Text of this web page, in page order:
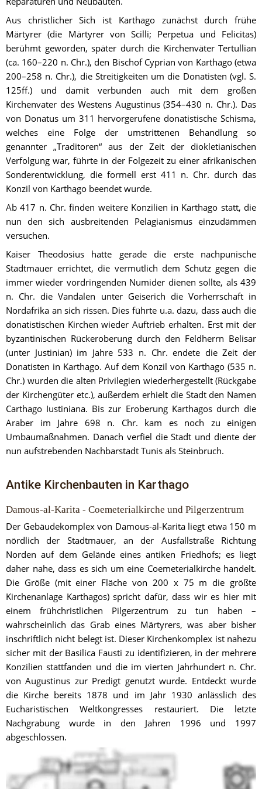
Aus christlicher Sich ist Karthago zunächst durch frühe
Märtyrer (die Märtyrer von Scilli; Perpetua und Felicitas)
berühmt geworden, später durch die Kirchenväter Tertullian
(ca. 160–220 n. Chr.), den Bischof Cyprian von Karthago (etwa
200–258 n. Chr.), die Streitigkeiten um die Donatisten (vgl. S.
125ff.) und damit verbunden auch mit dem großen
Kirchenvater des Westens Augustinus (354–430 n. Chr.). Das
von Donatus um 311 hervorgerufene donatistische Schisma,
welches eine Folge der umstrittenen Behandlung so
genannter „Traditoren“ aus der Zeit der diokletianischen
Verfolgung war, führte in der Folgezeit zu einer afrikanischen
Sonderentwicklung, die formell erst 411 n. Chr. durch das
Konzil von Karthago beendet wurde.
Ab 417 n. Chr. finden weitere Konzilien in Karthago statt, die
nun den sich ausbreitenden Pelagianismus einzudämmen
versuchen.
Kaiser Theodosius hatte gerade die erste nachpunische
Stadtmauer errichtet, die vermutlich dem Schutz gegen die
immer wieder vordringenden Numider dienen sollte, als 439
n. Chr. die Vandalen unter Geiserich die Vorherrschaft in
Nordafrika an sich rissen. Dies führte u.a. dazu, dass auch die
donatistischen Kirchen wieder Auftrieb erhalten. Erst mit der
byzantinischen Rückeroberung durch den Feldherrn Belisar
(unter Justinian) im Jahre 533 n. Chr. endete die Zeit der
Donatisten in Karthago. Auf dem Konzil von Karthago (535 n.
Chr.) wurden die alten Privilegien wiederhergestellt (Rückgabe
der Kirchengüter etc.), außerdem erhielt die Stadt den Namen
Carthago Iustiniana. Bis zur Eroberung Karthagos durch die
Araber im Jahre 698 n. Chr. kam es noch zu einigen
Umbaumaßnahmen. Danach verfiel die Stadt und diente der
nun aufstrebenden Nachbarstadt Tunis als Steinbruch.
Antike Kirchenbauten in Karthago
Damous-al-Karita - Coemeterialkirche und Pilgerzentrum
Der Gebäudekomplex von Damous-al-Karita liegt etwa 150 m
nördlich der Stadtmauer, an der Ausfallstraße Richtung
Norden auf dem Gelände eines antiken Friedhofs; es liegt
daher nahe, dass es sich um eine Coemeterialkirche handelt.
Die Größe (mit einer Fläche von 200 x 75 m die größte
Kirchenanlage Karthagos) spricht dafür, dass wir es hier mit
einem frühchristlichen Pilgerzentrum zu tun haben –
wahrscheinlich das Grab eines Märtyrers, was aber bisher
inschriftlich nicht belegt ist. Dieser Kirchenkomplex ist nahezu
sicher mit der Basilica Fausti zu identifizieren, in der mehrere
Konzilien stattfanden und die im vierten Jahrhundert n. Chr.
von Augustinus zur Predigt genutzt wurde. Entdeckt wurde
die Kirche bereits 1878 und im Jahr 1930 anlässlich des
Eucharistischen Weltkongresses restauriert. Die letzte
Nachgrabung wurde in den Jahren 1996 und 1997
abgeschlossen.
Der Komplex besteht aus einer neunschiffigen Basilika (1) mit
halbkreisförmigem Atrium (2), daran angrenzend ein
dreischiffiger basilikaler Saalbau (14) und einem kleinen